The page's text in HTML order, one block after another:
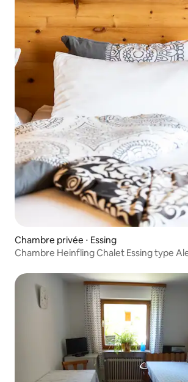
Chambre privée ⋅ Essing
Chambre Heinfling Chalet Essing type